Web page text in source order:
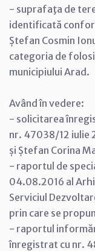
- suprafaţa de
identificată
Ștefan Cosmin
categoria de
municipiului Arad.
Având în vedere:
- solicitarea
nr. 47038/12 iulie
și Ștefan Corina
- raportul de
04.08.2016 al
Serviciul
prin care se
- raportul
înregistrat cu nr.